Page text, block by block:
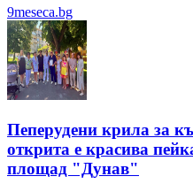
9meseca.bg
Пеперудени крила за
открита е красива
площад "Дунав"